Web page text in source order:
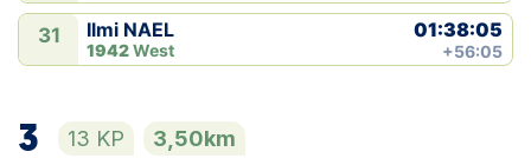
31 Ilmi NAEL
1942West
01:38:05
+56:05
3 13 KP 3,50km